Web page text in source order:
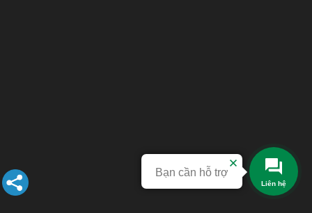
Liên hệ
Bạn cần hỗ trợ